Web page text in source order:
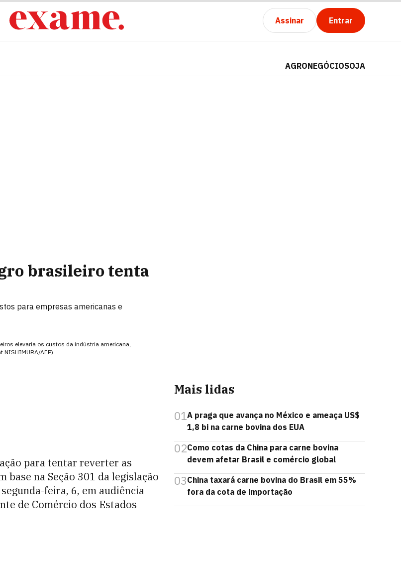
Assinar Entrar
AGRONEGÓCIOSOJA
brasileiro tenta
para empresas americanas e
elevaria os custos da indústria americana,
NISHIMURA/AFP)
para tentar reverter as
na Seção 301 da legislação
feira, 6, em audiência
de Comércio dos Estados
Mais lidas
01A praga que avança no México e ameaça US$
1,8 bi na carne bovina dos EUA
02Como cotas da China para carne bovina
devem afetar Brasil e comércio global
03China taxará carne bovina do Brasil em 55%
fora da cota de importação